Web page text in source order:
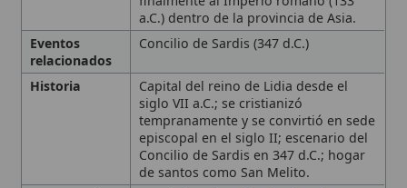
siglo VII a.C.; se cristianizó
tempranamente y se convirtió en sede
episcopal en el siglo II; escenario del
Concilio de Sardis en 347 d.C.; hogar
de santos como San Melito.
Importancia
Una delas siete iglesias de Asia
citadas en el Apocalipsis; sede del
Concilio de 347 que resolvió disputas
arianas y estableció cánones de
disciplinaeclesial.
Turquía